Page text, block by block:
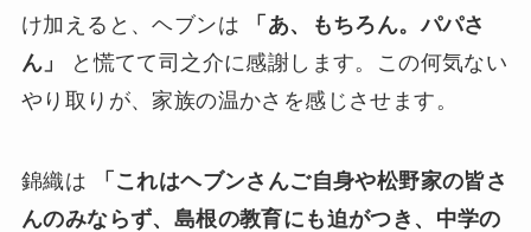
け加えると、ヘブンは
「あ、もちろん。パパさ
ん」
と慌てて司之介に感謝します。この何気ない
やり取りが、家族の温かさを感じさせます。
錦織は
「これはヘブンさんご自身や松野家の皆さ
んのみならず、島根の教育にも迫がつき、中学の